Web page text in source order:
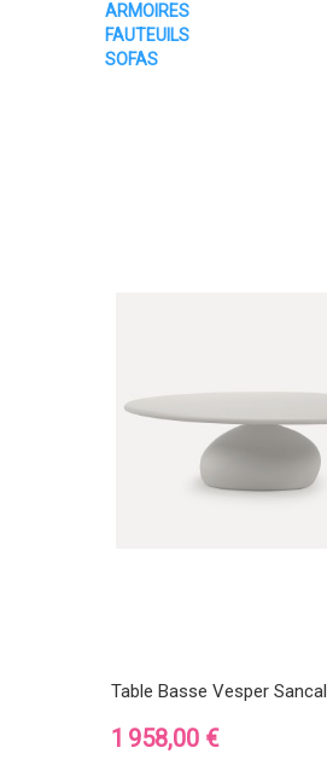
ARMOIRES
FAUTEUILS
SOFAS
Table Basse Vesper Sancal
Prix
1 958,00 €